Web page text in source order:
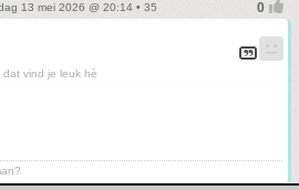
13 mei 2026 @ 20:14 • 35
dat vind je leuk hè